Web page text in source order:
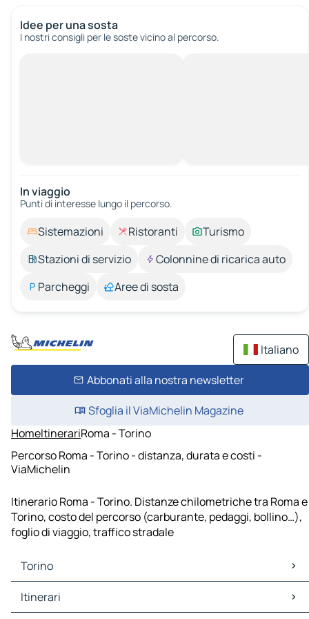
Idee per una sosta
I nostri consigli per le soste vicino al percorso.
In viaggio
Punti di interesse lungo il percorso.
Sistemazioni Ristoranti
Turismo
Stazioni di servizio
Colonnine di ricarica auto
Parcheggi
Aree di sosta
Italiano
Abbonati alla nostra newsletter
Sfoglia il ViaMichelin Magazine
HomeItinerariRoma - Torino
Percorso Roma - Torino - distanza, durata e costi -
ViaMichelin
Itinerario Roma - Torino. Distanze chilometriche tra Roma e
Torino, costo del percorso (carburante, pedaggi, bollino…),
foglio di viaggio, traffico stradale
Torino
Torino Mappe Piantine
Torino Traffico
Itinerari